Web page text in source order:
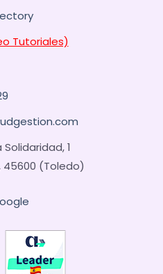
Tutoriales)
1
45600 (Toledo)